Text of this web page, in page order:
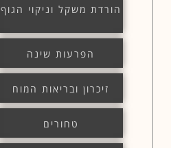
הורדת משקל וניקוי הגוף
הפרעות שינה
זיכרון ובריאות המוח
טחורים